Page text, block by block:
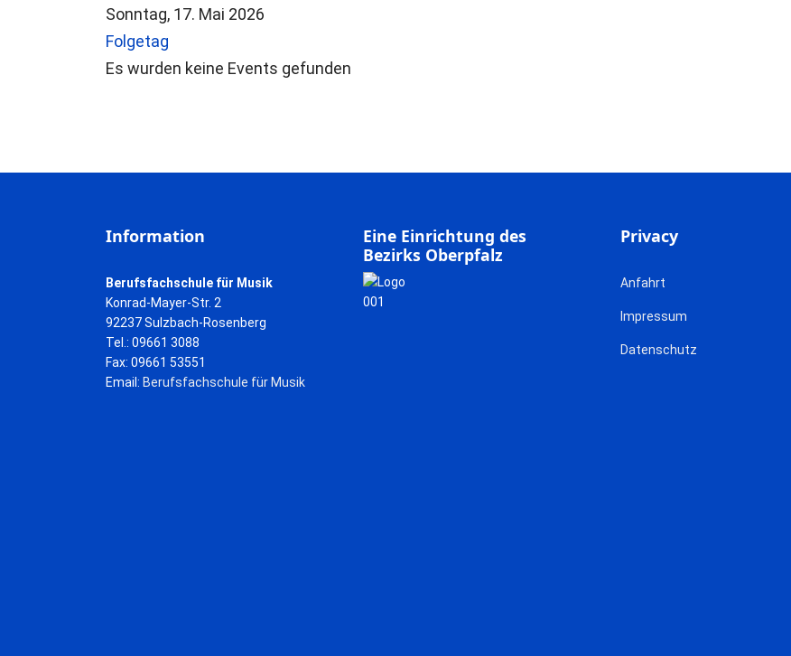
Sonntag, 17. Mai 2026
Folgetag
Es wurden keine Events gefunden
Information
Berufsfachschule für Musik
Konrad-Mayer-Str. 2
92237 Sulzbach-Rosenberg
Tel.: 09661 3088
Fax: 09661 53551
Email: Berufsfachschule für Musik
Eine Einrichtung des
Bezirks Oberpfalz
Privacy
Anfahrt
Impressum
Datenschutz